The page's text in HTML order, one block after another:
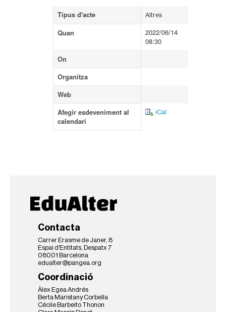
Tipus d'acte Altres
Quan
2022/06/14
08:30
On
Organitza
Web
Afegir esdeveniment al
calendari
iCal
Contacta
Carrer Erasme de Janer, 8
Espai d'Entitats, Despatx 7
08001 Barcelona
edualter@pangea.org
Coordinació
Àlex Egea Andrés
Berta Maristany Corbella
Cécile Barbeito Thonon